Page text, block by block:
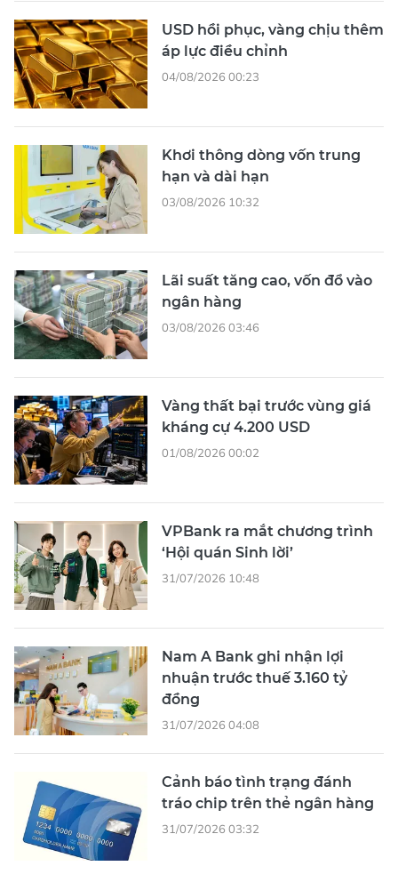
USD hồi phục, vàng chịu thêm
áp lực điều chỉnh
04/08/2026 00:23
Khơi thông dòng vốn trung
hạn và dài hạn
03/08/2026 10:32
Lãi suất tăng cao, vốn đổ vào
ngân hàng
03/08/2026 03:46
Vàng thất bại trước vùng giá
kháng cự 4.200 USD
01/08/2026 00:02
VPBank ra mắt chương trình
‘Hội quán Sinh lời’
31/07/2026 10:48
Nam A Bank ghi nhận lợi
nhuận trước thuế 3.160 tỷ
đồng
31/07/2026 04:08
Cảnh báo tình trạng đánh
tráo chip trên thẻ ngân hàng
31/07/2026 03:32